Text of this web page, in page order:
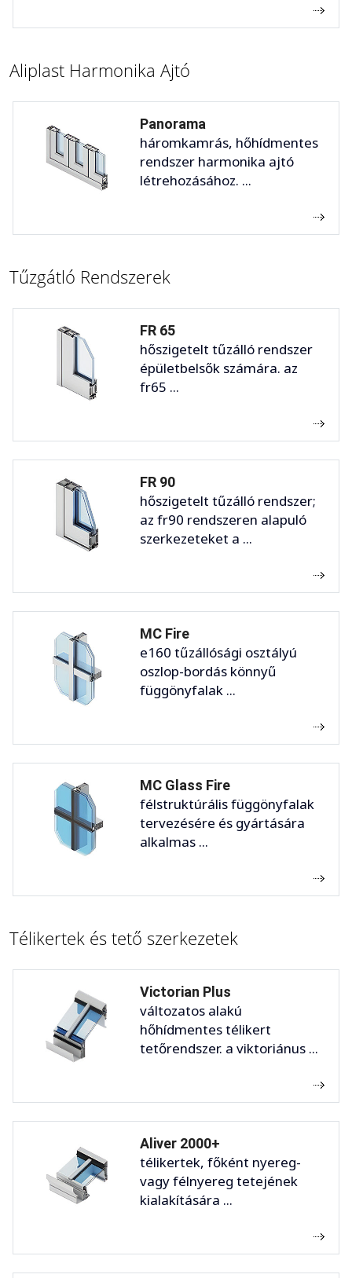
Aliplast Harmonika Ajtó
Panorama
háromkamrás, hőhídmentes
rendszer harmonika ajtó
létrehozásához. ...
Tűzgátló Rendszerek
FR 65
hőszigetelt tűzálló rendszer
épületbelsők számára. az
fr65 ...
FR 90
hőszigetelt tűzálló rendszer;
az fr90 rendszeren alapuló
szerkezeteket a ...
MC Fire
e160 tűzállósági osztályú
oszlop-bordás könnyű
függönyfalak ...
MC Glass Fire
félstruktúrális függönyfalak
tervezésére és gyártására
alkalmas ...
Télikertek és tető szerkezetek
Victorian Plus
változatos alakú
hőhídmentes télikert
tetőrendszer. a viktoriánus ...
Aliver 2000+
télikertek, főként nyereg-
vagy félnyereg tetejének
kialakítására ...